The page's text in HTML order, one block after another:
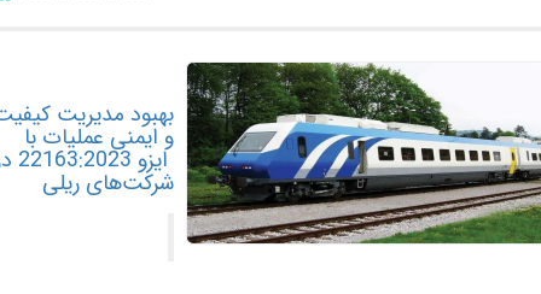
بهبود مدیریت کیفیت
و ایمنی عملیات با
ایزو 22163:2023 در
شرکت‌های ریلی